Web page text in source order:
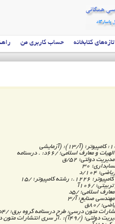
تازه‌های کتابخانه حساب کاربری من